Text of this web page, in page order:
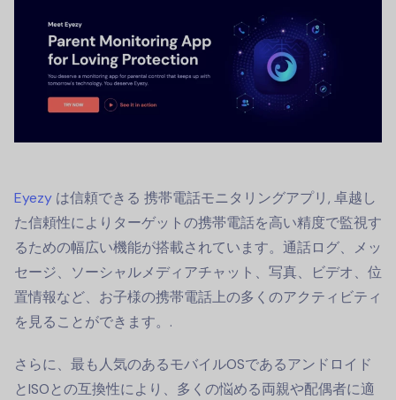
Eyezy は信頼できる 携帯電話モニタリングアプリ, 卓越し
た信頼性によりターゲットの携帯電話を高い精度で監視す
るための幅広い機能が搭載されています。通話ログ、メッ
セージ、ソーシャルメディアチャット、写真、ビデオ、位
置情報など、お子様の携帯電話上の多くのアクティビティ
を見ることができます。.
さらに、最も人気のあるモバイルOSであるアンドロイド
とISOとの互換性により、多くの悩める両親や配偶者に適